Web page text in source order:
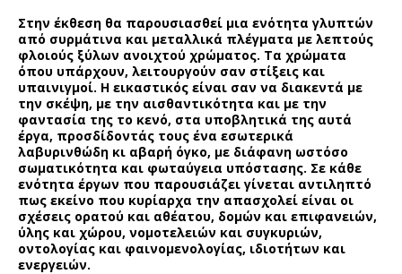
Στην έκθεση θα παρουσιασθεί μια ενότητα γλυπτών
από συρμάτινα και μεταλλικά πλέγματα με λεπτούς
φλοιούς ξύλων ανοιχτού χρώματος. Τα χρώματα
όπου υπάρχουν, λειτουργούν σαν στίξεις και
υπαινιγμοί. Η εικαστικός είναι σαν να διακεντά με
την σκέψη, με την αισθαντικότητα και με την
φαντασία της το κενό, στα υποβλητικά της αυτά
έργα, προσδίδοντάς τους ένα εσωτερικά
λαβυρινθώδη κι αβαρή όγκο, με διάφανη ωστόσο
σωματικότητα και φωταύγεια υπόστασης. Σε κάθε
ενότητα έργων που παρουσιάζει γίνεται αντιληπτό
πως εκείνο που κυρίαρχα την απασχολεί είναι οι
σχέσεις ορατού και αθέατου, δομών και επιφανειών,
ύλης και χώρου, νομοτελειών και συγκυριών,
οντολογίας και φαινομενολογίας, ιδιοτήτων και
ενεργειών.